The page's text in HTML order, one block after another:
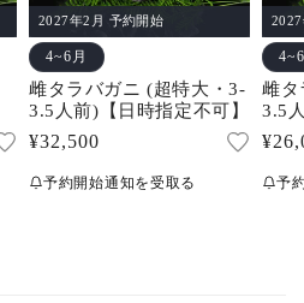
2027年2月 予約開始
4~6月
雌タラバガニ (超特大・3-
3.5人前)【日時指定不可】
通
¥32,500
予約開始通知を受取る
雌タ
3.5
通
予